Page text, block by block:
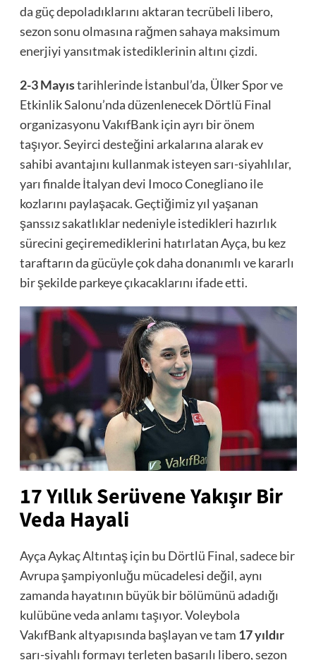
da güç depoladıklarını aktaran tecrübeli libero,
sezon sonu olmasına rağmen sahaya maksimum
enerjiyi yansıtmak istediklerinin altını çizdi.
2-3 Mayıstarihlerinde İstanbul’da, Ülker Spor ve
Etkinlik Salonu’nda düzenlenecek Dörtlü Final
organizasyonu VakıfBank için ayrı bir önem
taşıyor. Seyirci desteğini arkalarına alarak ev
sahibi avantajını kullanmak isteyen sarı-siyahlılar,
yarı finalde İtalyan devi Imoco Conegliano ile
kozlarını paylaşacak. Geçtiğimiz yıl yaşanan
şanssız sakatlıklar nedeniyle istedikleri hazırlık
sürecini geçiremediklerini hatırlatan Ayça, bu kez
taraftarın da gücüyle çok daha donanımlı ve kararlı
bir şekilde parkeye çıkacaklarını ifade etti.
17 Yıllık Serüvene Yakışır Bir
Veda Hayali
Ayça Aykaç Altıntaş için bu Dörtlü Final, sadece bir
Avrupa şampiyonluğu mücadelesi değil, aynı
zamanda hayatının büyük bir bölümünü adadığı
kulübüne veda anlamı taşıyor. Voleybola
VakıfBank altyapısında başlayan ve tam 17 yıldır
sarı-siyahlı formayı terleten başarılı libero, sezon